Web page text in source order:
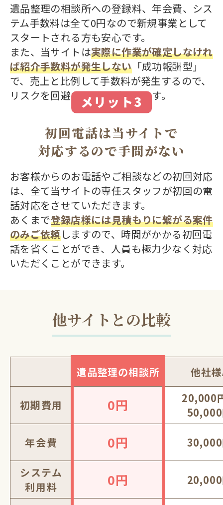
遺品整理の相談所への登録料、年会費、シス
テム手数料は全て0円なので新規事業として
スタートされる方も安心です。
また、当サイトは実際に作業が確定しなけれ
ば紹介手数料が発生しない「成功報酬型」
で、売上と比例して手数料が発生するので、
リスクを回避することができます。
メリット3
初回電話は当サイトで
対応するので手間がない
お客様からのお電話やご相談などの初回対応
は、全て当サイトの専任スタッフが初回の電
話対応をさせていただきます。
あくまで登録店様には見積もりに繋がる案件
のみご依頼しますので、時間がかかる初回電
話を省くことができ、人員も極力少なく対応
いただくことができます。
他サイトとの比較
初期費用
年会費
システム
利用料
遺品整理の相談所
0円
0円
0円
他社
20,000